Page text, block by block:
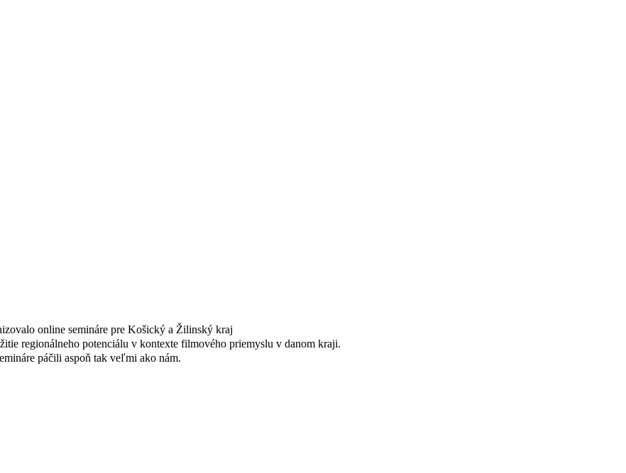
online semináre pre Košický a Žilinský kraj
regionálneho potenciálu v kontexte filmového priemyslu v danom kraji.
páčili aspoň tak veľmi ako nám.